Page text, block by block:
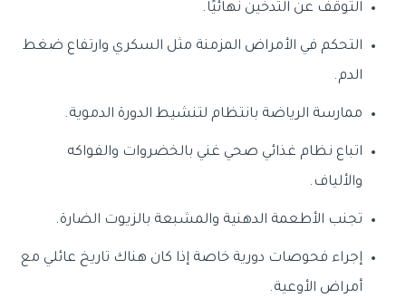
التوقف عن التدخين نهائيًا.
التحكم في الأمراض المزمنة مثل السكري وارتفاع ضغط
الدم.
ممارسة الرياضة بانتظام لتنشيط الدورة الدموية.
اتباع نظام غذائي صحي غني بالخضروات والفواكه
والألياف.
تجنب الأطعمة الدهنية والمشبعة بالزيوت الضارة.
إجراء فحوصات دورية خاصة إذا كان هناك تاريخ عائلي مع
أمراض الأوعية.